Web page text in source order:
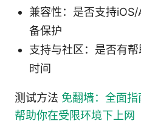
兼容性：是否支持
备保护
支持与社区：是否有
时间
测试方法 免翻墙：全面指
帮助你在受限环境下上网